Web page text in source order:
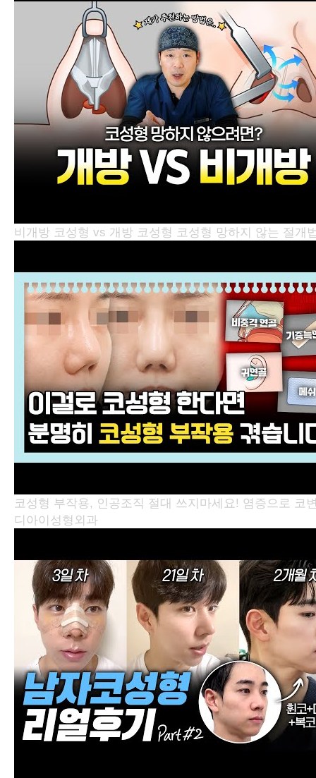
비개방 코성형 vs 개방 코성형 코성형 망하지 않는 절개
코성형 부작용, 인공조직 절대 쓰지마세요! 염증으로 코
디아이성형외과